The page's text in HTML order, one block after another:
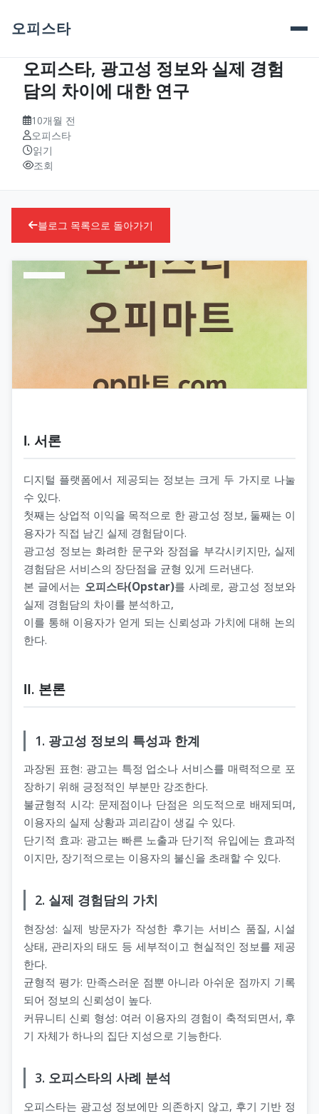
오피스타
오피스타, 광고성 정보와 실제 경험
담의 차이에 대한 연구
10개월 전
오피스타
읽기
조회
블로그 목록으로 돌아가기
Ⅰ. 서론
디지털 플랫폼에서 제공되는 정보는 크게 두 가지로 나눌
수 있다.
첫째는 상업적 이익을 목적으로 한 광고성 정보, 둘째는 이
용자가 직접 남긴 실제 경험담이다.
광고성 정보는 화려한 문구와 장점을 부각시키지만, 실제
경험담은 서비스의 장단점을 균형 있게 드러낸다.
본 글에서는 오피스타(Opstar)를 사례로, 광고성 정보와
실제 경험담의 차이를 분석하고,
이를 통해 이용자가 얻게 되는 신뢰성과 가치에 대해 논의
한다.
Ⅱ. 본론
1. 광고성 정보의 특성과 한계
과장된 표현: 광고는 특정 업소나 서비스를 매력적으로 포
장하기 위해 긍정적인 부분만 강조한다.
불균형적 시각: 문제점이나 단점은 의도적으로 배제되며,
이용자의 실제 상황과 괴리감이 생길 수 있다.
단기적 효과: 광고는 빠른 노출과 단기적 유입에는 효과적
이지만, 장기적으로는 이용자의 불신을 초래할 수 있다.
2. 실제 경험담의 가치
현장성: 실제 방문자가 작성한 후기는 서비스 품질, 시설
상태, 관리자의 태도 등 세부적이고 현실적인 정보를 제공
한다.
균형적 평가: 만족스러운 점뿐 아니라 아쉬운 점까지 기록
되어 정보의 신뢰성이 높다.
커뮤니티 신뢰 형성: 여러 이용자의 경험이 축적되면서, 후
기 자체가 하나의 집단 지성으로 기능한다.
3. 오피스타의 사례 분석
오피스타는 광고성 정보에만 의존하지 않고, 후기 기반 정